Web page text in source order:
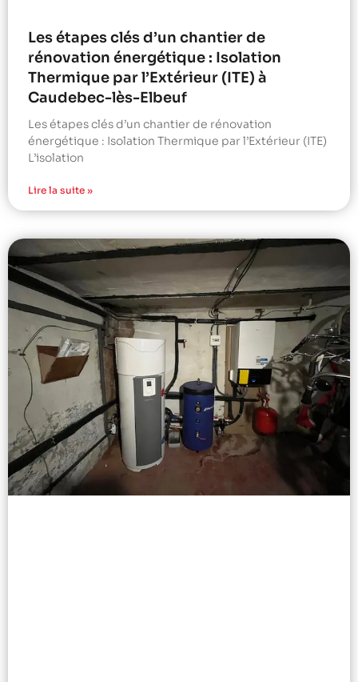
Les étapes clés d’un chantier de
rénovation énergétique : Isolation
Thermique par l’Extérieur (ITE) à
Caudebec-lès-Elbeuf
Les étapes clés d’un chantier de rénovation
énergétique : Isolation Thermique par l’Extérieur (ITE)
L’isolation
Lire la suite »